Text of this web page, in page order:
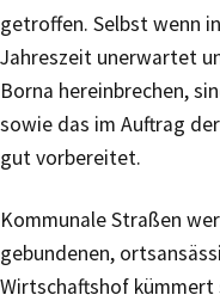
getroffen. Selbst wenn
Jahreszeit unerwartet
Borna hereinbrechen,
sowie das im Auftrag
gut vorbereitet.
Kommunale Straßen
gebundenen,
Wirtschaftshof kümmert